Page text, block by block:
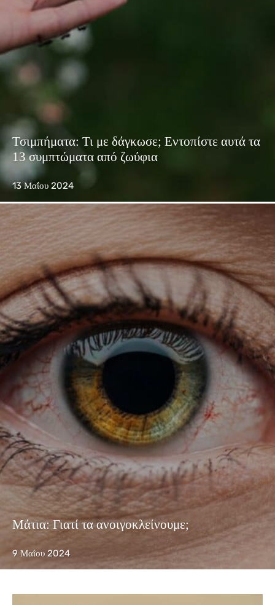
Τσιμπήματα: Τι με δάγκωσε; Εντοπίστε αυτά τα
13 συμπτώματα από ζωύφια
13 Μαΐου 2024
Μάτια: Γιατί τα ανοιγοκλείνουμε;
9 Μαΐου 2024